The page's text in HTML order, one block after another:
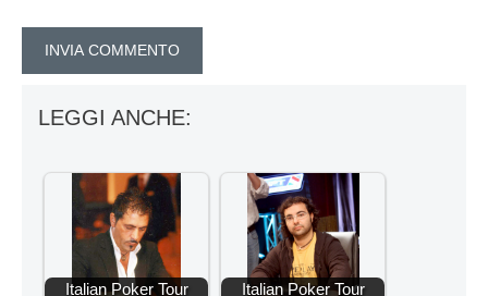
LEGGI ANCHE:
Italian Poker Tour
Italian Poker Tour